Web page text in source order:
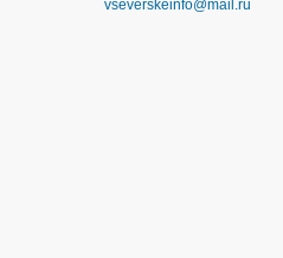
vseverskeinfo@mail.ru